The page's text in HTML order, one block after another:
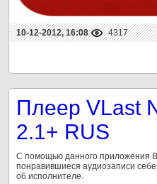
10-12-2012, 16:08 4317
Плеер VLast
2.1+ RUS
С помощью данного приложения
понравившиеся аудиозаписи
об исполнителе.